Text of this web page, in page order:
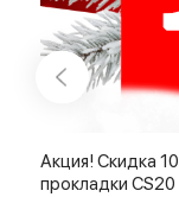
Акция! Скидка
прокладки CS20